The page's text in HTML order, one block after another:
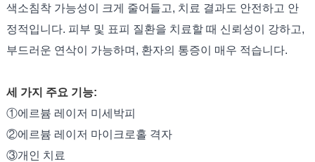
색소침착 가능성이 크게 줄어들고, 치료 결과도 안전하고 안
정적입니다. 피부 및 표피 질환을 치료할 때 신뢰성이 강하고,
부드러운 연삭이 가능하며, 환자의 통증이 매우 적습니다.
세 가지 주요 기능:
①에르븀 레이저 미세박피
②에르븀 레이저 마이크로홀 격자
③개인 치료